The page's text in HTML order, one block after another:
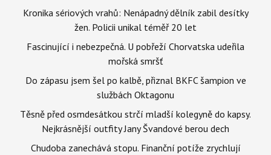
Kronika sériových vrahů: Nenápadný dělník zabil desítky
žen. Policii unikal téměř 20 let
Fascinující i nebezpečná. U pobřeží Chorvatska udeřila
mořská smršť
Do zápasu jsem šel po kalbě, přiznal BKFC šampion ve
službách Oktagonu
Těsně před osmdesátkou strčí mladší kolegyně do kapsy.
Nejkrásnější outfity Jany Švandové berou dech
Chudoba zanechává stopu. Finanční potíže zrychlují